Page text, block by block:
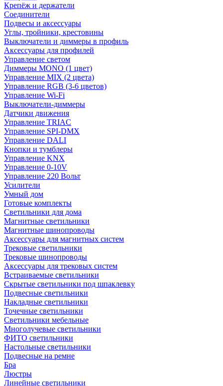
Крепёж и держатели
Соединители
Подвесы и аксессуары
Углы, тройники, крестовины
Выключатели и диммеры в профиль
Аксессуары для профилей
Управление светом
Диммеры MONO (1 цвет)
Управление MIX (2 цвета)
Управление RGB (3-6 цветов)
Управление Wi-Fi
Выключатели-диммеры
Датчики движения
Управление TRIAC
Управление SPI-DMX
Управление DALI
Кнопки и тумблеры
Управление KNX
Управление 0-10V
Управление 220 Вольт
Усилители
Умный дом
Готовые комплекты
Светильники для дома
Магнитные светильники
Магнитные шинопроводы
Аксессуары для магнитных систем
Трековые светильники
Трековые шинопроводы
Аксессуары для трековых систем
Встраиваемые светильники
Скрытые светильники под шпаклевку
Подвесные светильники
Накладные светильники
Точечные светильники
Светильники мебельные
Многолучевые светильники
ФИТО светильники
Настольные светильники
Подвесные на ремне
Бра
Люстры
Линейные светильники